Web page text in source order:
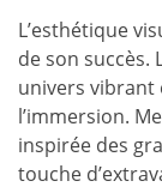
L’esthétique
de son succès.
univers vibrant
l’immersion.
inspirée des
touche